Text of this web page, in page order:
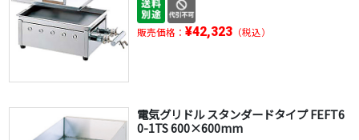
販売価格： ¥42,323（税込）
電気グリドル スタンダードタイプ FEFT6
0-1TS 600×600mm